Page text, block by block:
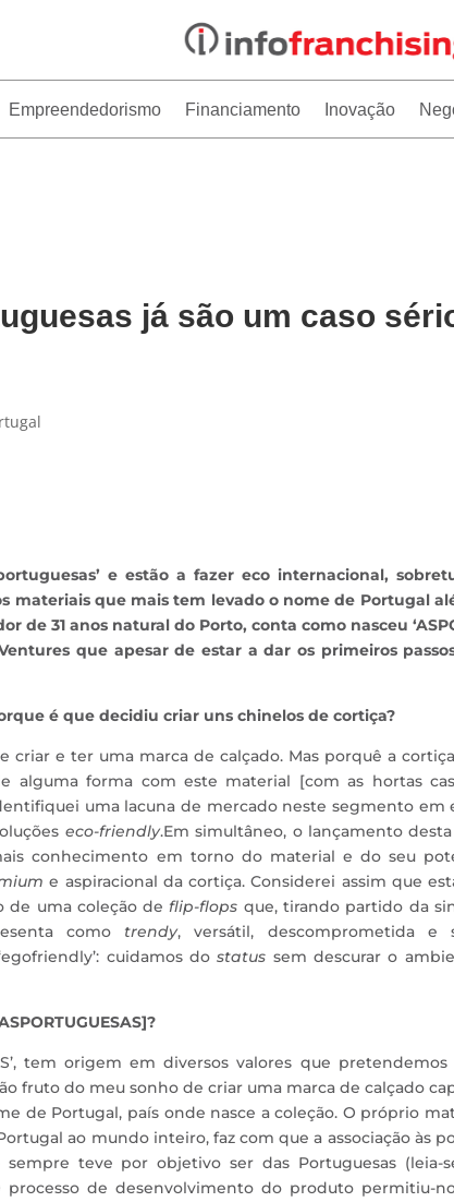
Empreendedorismo Financiamento Inovação
já são um caso
e estão a fazer eco internacional,
materiais que mais tem levado o nome de Portugal
31 anos natural do Porto, conta como nasceu
que apesar de estar a dar os primeiros
é que decidiu criar uns chinelos de cortiça?
criar e ter uma marca de calçado. Mas porquê a
alguma forma com este material [com as hortas
uma lacuna de mercado neste segmento em
eco-friendly.Em simultâneo, o lançamento
conhecimento em torno do material e do seu
e aspiracional da cortiça. Considerei assim que
de uma coleção deflip-flops que, tirando partido da
como trendy, versátil, descomprometida e
cuidamos dostatus sem descurar o
tem origem em diversos valores que
são fruto do meu sonho de criar uma marca de calçado
de Portugal, país onde nasce a coleção. O próprio
ao mundo inteiro, faz com que a associação às
sempre teve por objetivo ser das Portuguesas (leia-
processo de desenvolvimento do produto permitiu-